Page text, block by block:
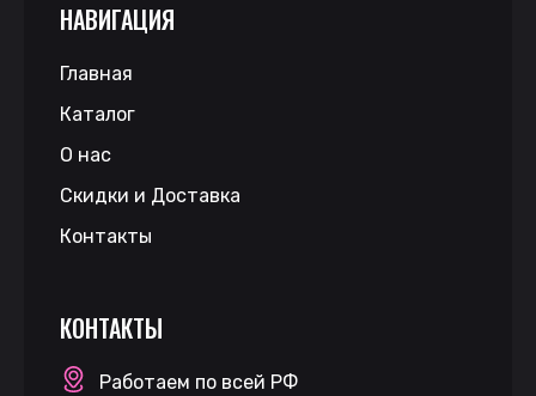
НАВИГАЦИЯ
Главная
Каталог
О нас
Скидки и Доставка
Контакты
КОНТАКТЫ
Работаем по всей РФ